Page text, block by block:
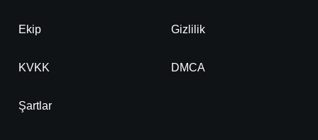
Ekip Gizlilik
KVKK DMCA
Şartlar